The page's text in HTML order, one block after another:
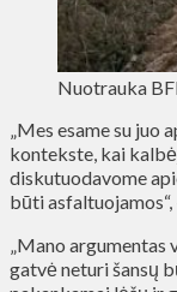
Nuotrauka
„Mes esame su juo
kontekste, kai
diskutuodavome
būti
„Mano argumentas
gatvė neturi šansų